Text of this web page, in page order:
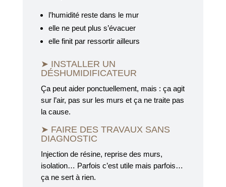
l’humidité reste dans le mur
elle ne peut plus s’évacuer
elle finit par ressortir ailleurs
➤ INSTALLER UN
DÉSHUMIDIFICATEUR
Ça peut aider ponctuellement, mais : ça agit
sur l’air, pas sur les murs et ça ne traite pas
la cause.
➤ FAIRE DES TRAVAUX SANS
DIAGNOSTIC
Injection de résine, reprise des murs,
isolation… Parfois c’est utile mais parfois…
ça ne sert à rien.